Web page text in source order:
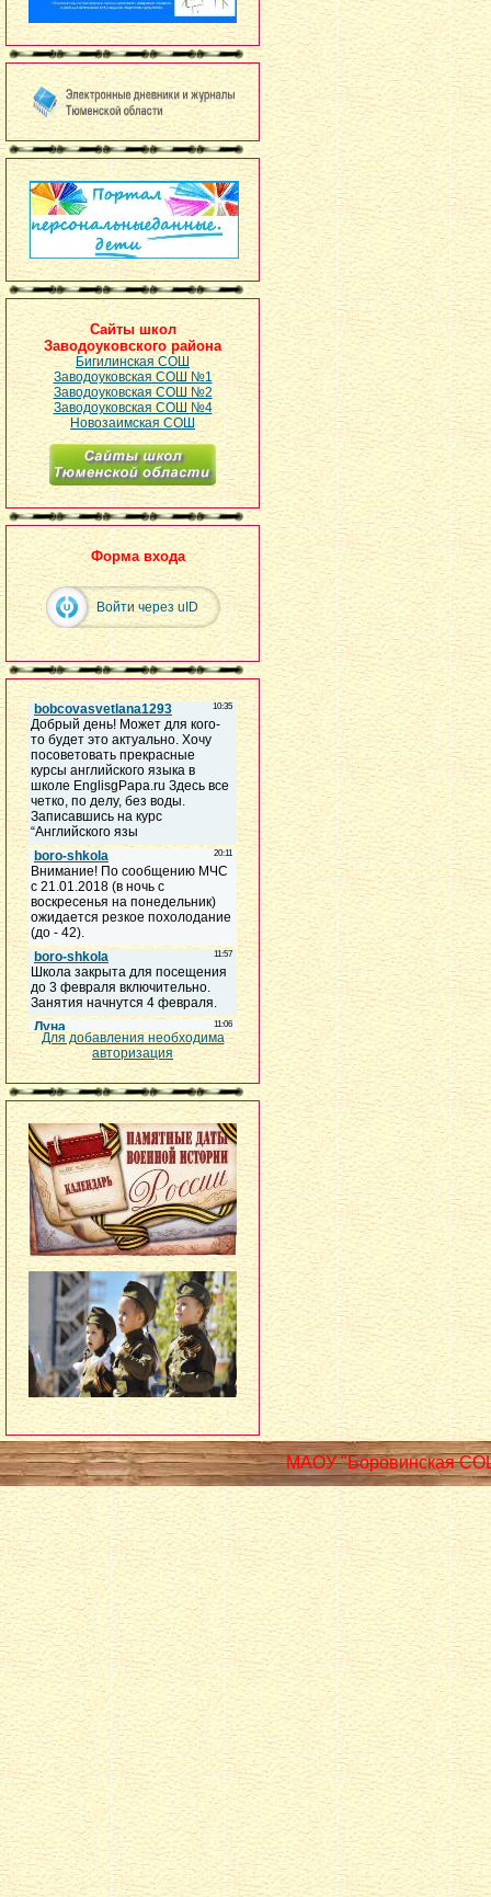
Сайты школ
Заводоуковского района
Бигилинская СОШ
Заводоуковская СОШ №1
Заводоуковская СОШ №2
Заводоуковская СОШ №4
Новозаимская СОШ
Форма входа
Войти через uID
Для добавления необходима
авторизация
МАОУ "Боровинская